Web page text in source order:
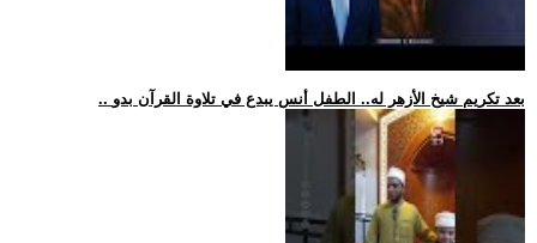
.. بعد تكريم شيخ الأزهر له.. الطفل أنس يبدع في تلاوة القرآن بدو